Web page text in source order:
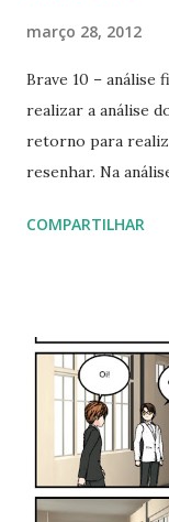
março 28, 2012
Brave 10 –
realizar a análise
retorno para
resenhar. Na
confirmou ao final
News Network
seinen, ou seja, o
madura e
primeiros
Poderiam
em Basilisk ou
COMPARTILHAR